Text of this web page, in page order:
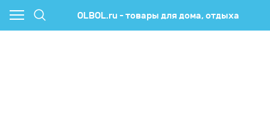
OLBOL.ru - товары для дома, отдыха